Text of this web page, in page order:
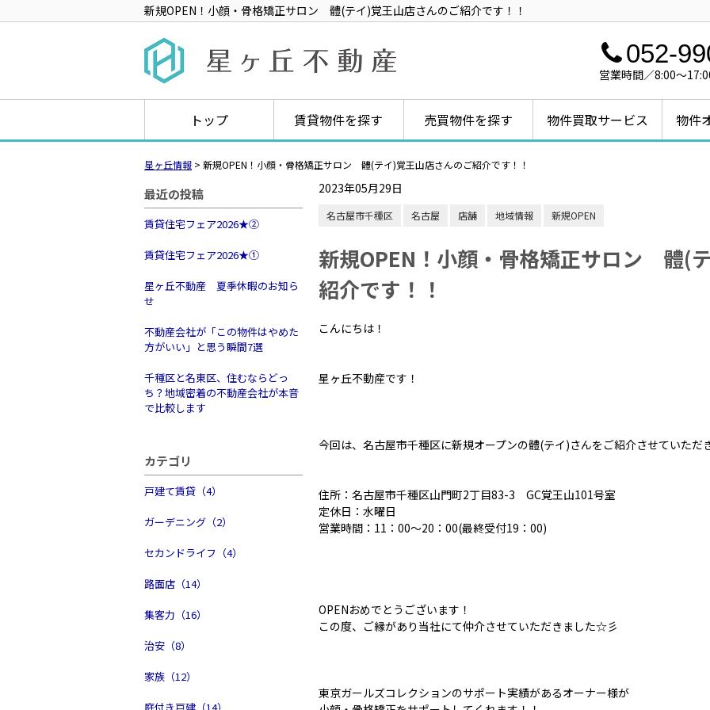
新規OPEN！小顔・骨格矯正サロン 體(テイ)覚王山店さんのご紹介です！！
052-
営業時間／8:00～
トップ 賃貸物件を探す 売買物件を探す 物件買取サービス 物件
星ヶ丘情報 > 新規OPEN！小顔・骨格矯正サロン 體(テイ)覚王山店さんのご紹介です！！
最近の投稿
賃貸住宅フェア2026★➁
賃貸住宅フェア2026★①
星ヶ丘不動産 夏季休暇のお知ら
せ
不動産会社が「この物件はやめた
方がいい」と思う瞬間7選
千種区と名東区、住むならどっ
ち？地域密着の不動産会社が本音
で比較します
カテゴリ
戸建て賃貸（4）
ガーデニング（2）
セカンドライフ（4）
路面店（14）
集客力（16）
治安（8）
家族（12）
2023年05月29日
名古屋市千種区 名古屋 店舗 地域情報 新規OPEN
新規OPEN！小顔・骨格矯正サロン 體(
紹介です！！
こんにちは！
星ヶ丘不動産です！
今回は、名古屋市千種区に新規オープンの體(テイ)さんをご紹介させていただ
住所：名古屋市千種区山門町2丁目83-3 GC覚王山101号室
定休日：水曜日
営業時間：11：00～20：00(最終受付19：00)
OPENおめでとうございます！
この度、ご縁があり当社にて仲介させていただきました☆彡
東京ガールズコレクションのサポート実績があるオーナー様が